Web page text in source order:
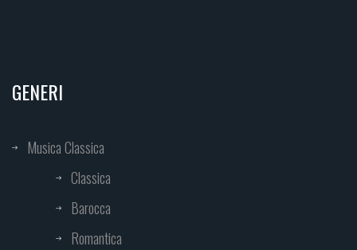
GENERI
Musica Classica
Classica
Barocca
Romantica